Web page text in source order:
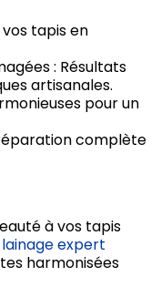
tapis en
: Résultats
artisanales.
pour un
complète
à vos tapis
expert
harmonisées